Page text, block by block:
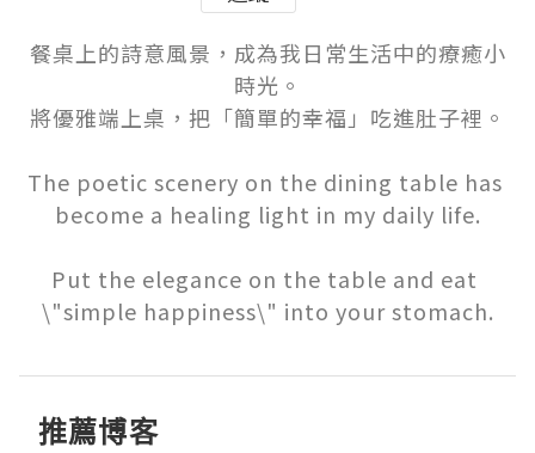
餐桌上的詩意風景，成為我日常生活中的療癒小
時光。
將優雅端上桌，把「簡單的幸福」吃進肚子裡。
The poetic scenery on the dining table has
become a healing light in my daily life.
Put the elegance on the table and eat
\"simple happiness\" into your stomach.
推薦博客